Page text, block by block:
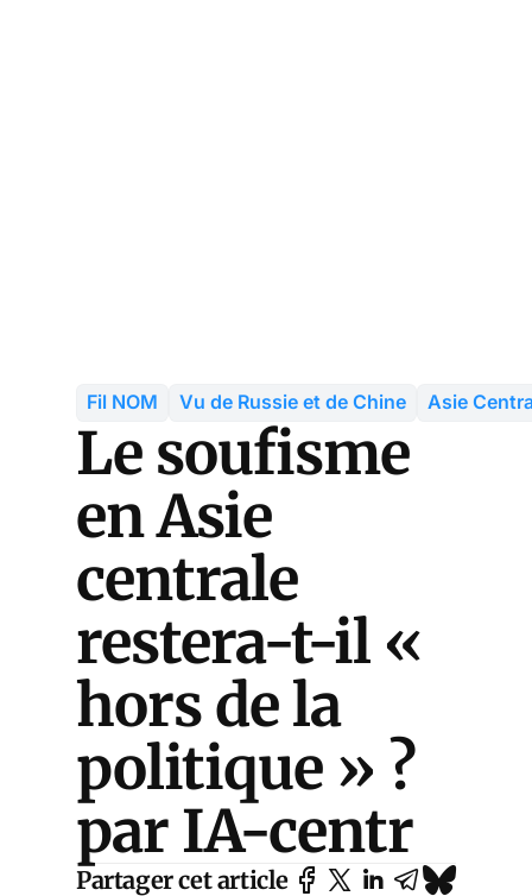
Fil NOM Vu de Russie et de Chine Asie
Le soufisme
en Asie
centrale
restera-t-il «
hors de la
politique » ?
par IA-centr
Partager cet article